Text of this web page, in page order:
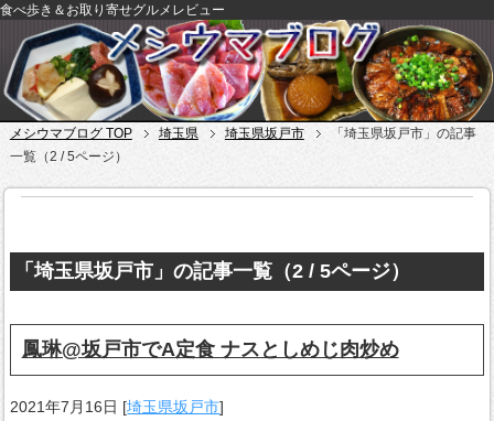
食べ歩き＆お取り寄せグルメレビュー
メシウマブログ TOP 埼玉県 埼玉県坂戸市
「埼玉県坂戸市」の記事
一覧（2 / 5ページ）
「埼玉県坂戸市」の記事一覧（2 / 5ページ）
鳳琳@坂戸市でA定食 ナスとしめじ肉炒め
2021年7月16日 [埼玉県坂戸市]